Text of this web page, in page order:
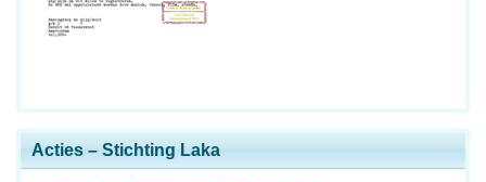
Acties – Stichting Laka